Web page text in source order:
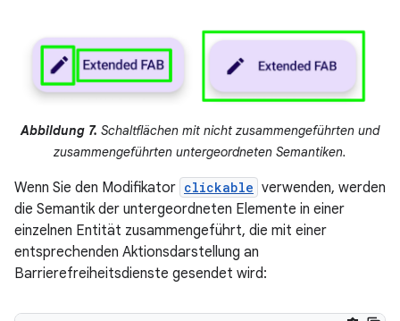
Abbildung 7. Schaltflächen mit nicht zusammengeführten und
zusammengeführten untergeordneten Semantiken.
Wenn Sie den Modifikator clickable verwenden, werden
die Semantik der untergeordneten Elemente in einer
einzelnen Entität zusammengeführt, die mit einer
entsprechenden Aktionsdarstellung an
Barrierefreiheitsdienste gesendet wird: